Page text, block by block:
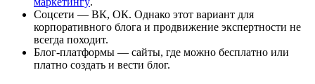
Соцсети — ВК, ОК. Однако этот вариант для
корпоративного блога и продвижение экспертности не
всегда походит.
Блог-платформы — сайты, где можно бесплатно или
платно создать и вести блог.